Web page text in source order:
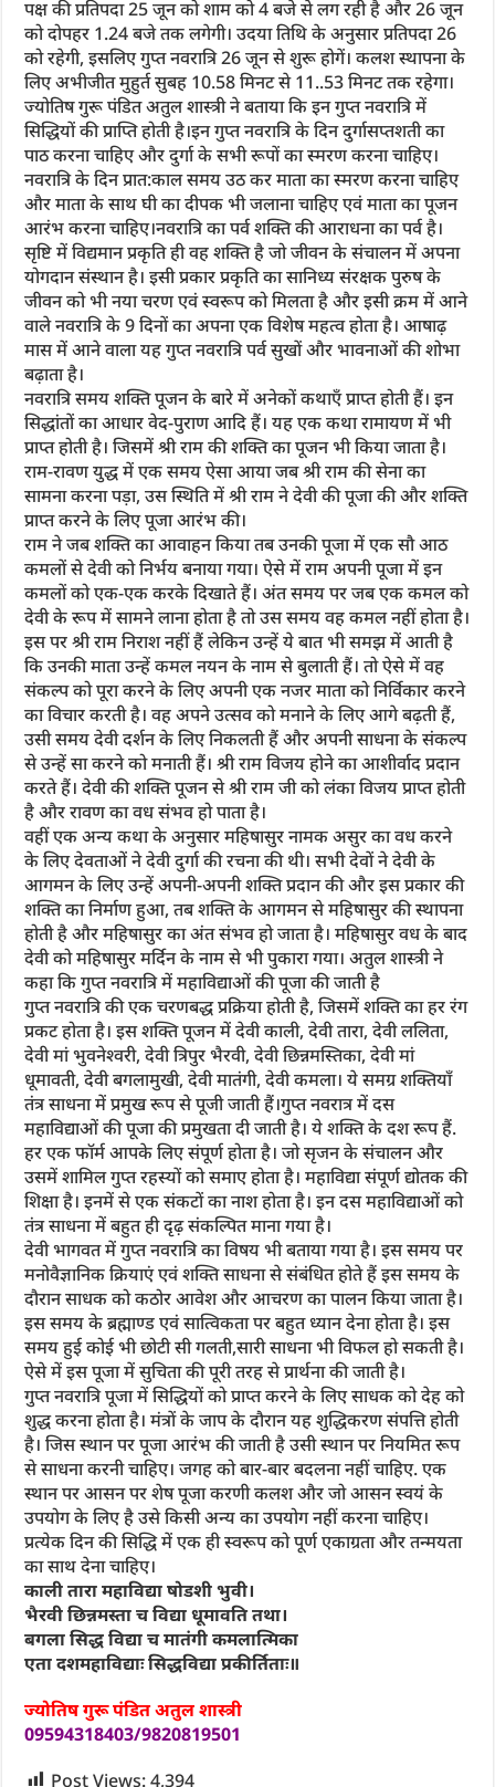
पक्ष की प्रतिपदा 25 जून को शाम को 4 बजे से लग रही है और 26 जून
को दोपहर 1.24 बजे तक लगेगी। उदया तिथि के अनुसार प्रतिपदा 26
को रहेगी, इसलिए गुप्त नवरात्रि 26 जून से शुरू होगें। कलश स्थापना के
लिए अभीजीत मुहुर्त सुबह 10.58 मिनट से 11..53 मिनट तक रहेगा।
ज्योतिष गुरू पंडित अतुल शास्त्री ने बताया कि इन गुप्त नवरात्रि में
सिद्धियों की प्राप्ति होती है।इन गुप्त नवरात्रि के दिन दुर्गासप्तशती का
पाठ करना चाहिए और दुर्गा के सभी रूपों का स्मरण करना चाहिए।
नवरात्रि के दिन प्रात:काल समय उठ कर माता का स्मरण करना चाहिए
और माता के साथ घी का दीपक भी जलाना चाहिए एवं माता का पूजन
आरंभ करना चाहिए।नवरात्रि का पर्व शक्ति की आराधना का पर्व है।
सृष्टि में विद्यमान प्रकृति ही वह शक्ति है जो जीवन के संचालन में अपना
योगदान संस्थान है। इसी प्रकार प्रकृति का सानिध्य संरक्षक पुरुष के
जीवन को भी नया चरण एवं स्वरूप को मिलता है और इसी क्रम में आने
वाले नवरात्रि के 9 दिनों का अपना एक विशेष महत्व होता है। आषाढ़
मास में आने वाला यह गुप्त नवरात्रि पर्व सुखों और भावनाओं की शोभा
बढ़ाता है।
नवरात्रि समय शक्ति पूजन के बारे में अनेकों कथाएँ प्राप्त होती हैं। इन
सिद्धांतों का आधार वेद-पुराण आदि हैं। यह एक कथा रामायण में भी
प्राप्त होती है। जिसमें श्री राम की शक्ति का पूजन भी किया जाता है।
राम-रावण युद्ध में एक समय ऐसा आया जब श्री राम की सेना का
सामना करना पड़ा, उस स्थिति में श्री राम ने देवी की पूजा की और शक्ति
प्राप्त करने के लिए पूजा आरंभ की।
राम ने जब शक्ति का आवाहन किया तब उनकी पूजा में एक सौ आठ
कमलों से देवी को निर्भय बनाया गया। ऐसे में राम अपनी पूजा में इन
कमलों को एक-एक करके दिखाते हैं। अंत समय पर जब एक कमल को
देवी के रूप में सामने लाना होता है तो उस समय वह कमल नहीं होता है।
इस पर श्री राम निराश नहीं हैं लेकिन उन्हें ये बात भी समझ में आती है
कि उनकी माता उन्हें कमल नयन के नाम से बुलाती हैं। तो ऐसे में वह
संकल्प को पूरा करने के लिए अपनी एक नजर माता को निर्विकार करने
का विचार करती है। वह अपने उत्सव को मनाने के लिए आगे बढ़ती हैं,
उसी समय देवी दर्शन के लिए निकलती हैं और अपनी साधना के संकल्प
से उन्हें सा करने को मनाती हैं। श्री राम विजय होने का आशीर्वाद प्रदान
करते हैं। देवी की शक्ति पूजन से श्री राम जी को लंका विजय प्राप्त होती
है और रावण का वध संभव हो पाता है।
वहीं एक अन्य कथा के अनुसार महिषासुर नामक असुर का वध करने
के लिए देवताओं ने देवी दुर्गा की रचना की थी। सभी देवों ने देवी के
आगमन के लिए उन्हें अपनी-अपनी शक्ति प्रदान की और इस प्रकार की
शक्ति का निर्माण हुआ, तब शक्ति के आगमन से महिषासुर की स्थापना
होती है और महिषासुर का अंत संभव हो जाता है। महिषासुर वध के बाद
देवी को महिषासुर मर्दिन के नाम से भी पुकारा गया। अतुल शास्त्री ने
कहा कि गुप्त नवरात्रि में महाविद्याओं की पूजा की जाती है
गुप्त नवरात्रि की एक चरणबद्ध प्रक्रिया होती है, जिसमें शक्ति का हर रंग
प्रकट होता है। इस शक्ति पूजन में देवी काली, देवी तारा, देवी ललिता,
देवी मां भुवनेश्वरी, देवी त्रिपुर भैरवी, देवी छिन्नमस्तिका, देवी मां
धूमावती, देवी बगलामुखी, देवी मातंगी, देवी कमला। ये समग्र शक्तियाँ
तंत्र साधना में प्रमुख रूप से पूजी जाती हैं।गुप्त नवरात्र में दस
महाविद्याओं की पूजा की प्रमुखता दी जाती है। ये शक्ति के दश रूप हैं.
हर एक फॉर्म आपके लिए संपूर्ण होता है। जो सृजन के संचालन और
उसमें शामिल गुप्त रहस्यों को समाए होता है। महाविद्या संपूर्ण द्योतक की
शिक्षा है। इनमें से एक संकटों का नाश होता है। इन दस महाविद्याओं को
तंत्र साधना में बहुत ही दृढ़ संकल्पित माना गया है।
देवी भागवत में गुप्त नवरात्रि का विषय भी बताया गया है। इस समय पर
मनोवैज्ञानिक क्रियाएं एवं शक्ति साधना से संबंधित होते हैं इस समय के
दौरान साधक को कठोर आवेश और आचरण का पालन किया जाता है।
इस समय के ब्रह्माण्ड एवं सात्विकता पर बहुत ध्यान देना होता है। इस
समय हुई कोई भी छोटी सी गलती,सारी साधना भी विफल हो सकती है।
ऐसे में इस पूजा में सुचिता की पूरी तरह से प्रार्थना की जाती है।
गुप्त नवरात्रि पूजा में सिद्धियों को प्राप्त करने के लिए साधक को देह को
शुद्ध करना होता है। मंत्रों के जाप के दौरान यह शुद्धिकरण संपत्ति होती
है। जिस स्थान पर पूजा आरंभ की जाती है उसी स्थान पर नियमित रूप
से साधना करनी चाहिए। जगह को बार-बार बदलना नहीं चाहिए. एक
स्थान पर आसन पर शेष पूजा करणी कलश और जो आसन स्वयं के
उपयोग के लिए है उसे किसी अन्य का उपयोग नहीं करना चाहिए।
प्रत्येक दिन की सिद्धि में एक ही स्वरूप को पूर्ण एकाग्रता और तन्मयता
का साथ देना चाहिए।
काली तारा महाविद्या षोडशी भुवी।
भैरवी छिन्नमस्ता च विद्या धूमावति तथा।
बगला सिद्ध विद्या च मातंगी कमलात्मिका
एता दशमहाविद्याः सिद्धविद्या प्रकीर्तिताः॥
ज्योतिष गुरू पंडित अतुल शास्त्री
09594318403/9820819501
Post Views:4,394